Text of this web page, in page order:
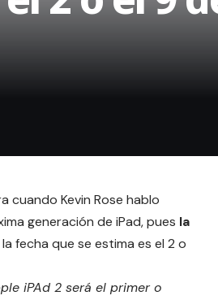
cuando Kevin Rose hablo
generación de iPad, pues la
fecha que se estima es el 2 o
iPAd 2 será el primer o